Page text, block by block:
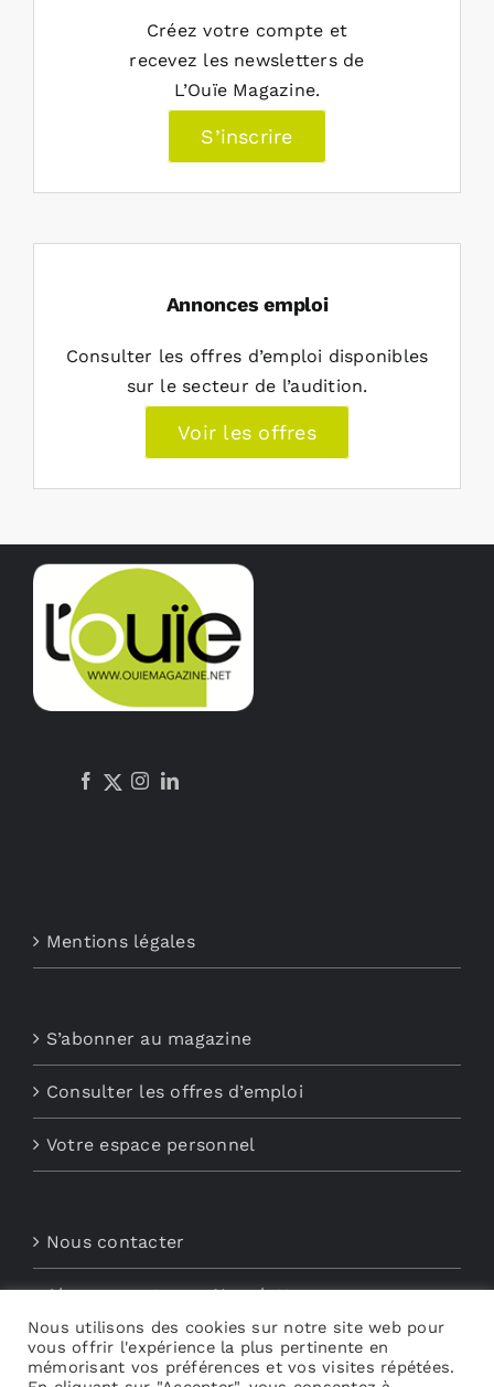
Créez votre compte et
recevez les newsletters de
L’Ouïe Magazine.
S’inscrire
Annonces emploi
Consulter les offres d’emploi disponibles
sur le secteur de l’audition.
Voir les offres
Mentions légales
S’abonner au magazine
Consulter les offres d’emploi
Votre espace personnel
Nous contacter
Abonnements aux Newsletters
Découvrez My Audio
Nous utilisons des cookies sur notre site web pour
vous offrir l'expérience la plus pertinente en
mémorisant vos préférences et vos visites répétées.